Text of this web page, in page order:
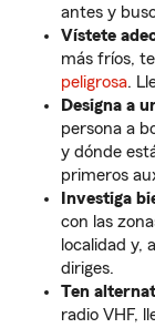
antes y
Vístete
más fríos,
peligrosa.
Designa a
persona a
y dónde
primeros
Investiga
con las
localidad y,
diriges.
Ten
radio VHF,